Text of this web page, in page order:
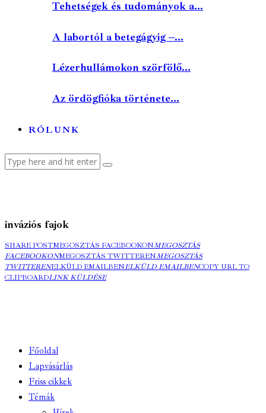
Tehetségek és tudományok a...
A labortól a betegágyig –...
Lézerhullámokon szörfölő...
Az ördögfióka története...
RÓLUNK
inváziós fajok
SHARE POSTMEGOSZTÁS FACEBOOKONMEGOSZTÁS
FACEBOOKONMEGOSZTÁS TWITTERENMEGOSZTÁS
TWITTERENELKÜLD EMAILBENELKÜLD EMAILBENCOPY URL TO
CLIPBOARDLINK KÜLDÉSE
Főoldal
Lapvásárlás
Friss cikkek
Témák